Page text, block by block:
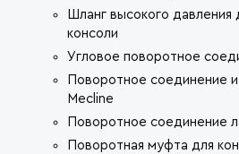
Шланг высокого давления
консоли
Угловое поворотное
Поворотное соединение
Mecline
Поворотное соединение
Поворотная муфта для